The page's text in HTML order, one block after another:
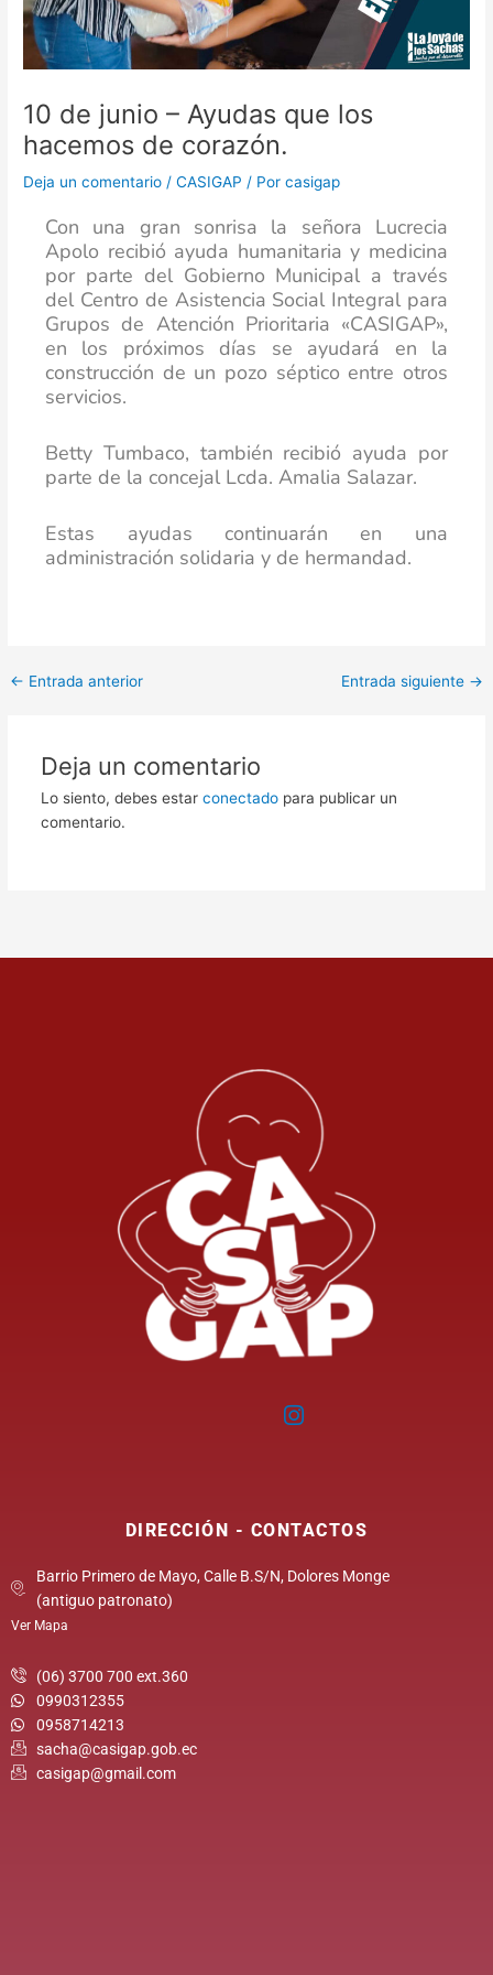
10 de junio – Ayudas que los
hacemos de corazón.
Deja un comentario /CASIGAP / Porcasigap
Con una gran sonrisa la señora Lucrecia
Apolo recibió ayuda humanitaria y medicina
por parte del Gobierno Municipal a través
del Centro de Asistencia Social Integral para
Grupos de Atención Prioritaria «CASIGAP»,
en los próximos días se ayudará en la
construcción de un pozo séptico entre otros
servicios.
Betty Tumbaco, también recibió ayuda por
parte de la concejal Lcda. Amalia Salazar.
Estas ayudas continuarán en una
administración solidaria y de hermandad.
← Entrada anterior Entrada siguiente →
Deja un comentario
Lo siento, debes estar conectadopara publicar un
comentario.
DIRECCIÓN - CONTACTOS
Barrio Primero de Mayo, Calle B.S/N, Dolores Monge
(antiguo patronato)
Ver Mapa
(06) 3700 700 ext.360
0990312355
0958714213
sacha@casigap.gob.ec
casigap@gmail.com